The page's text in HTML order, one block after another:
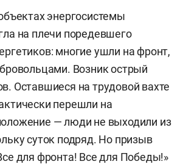
энергосистемы
на плечи поредевшего
многие ушли на фронт,
Возник острый
Оставшиеся на трудовой вахте
перешли на
— люди не выходили из
суток подряд. Но призыв
для фронта! Все для Победы!»